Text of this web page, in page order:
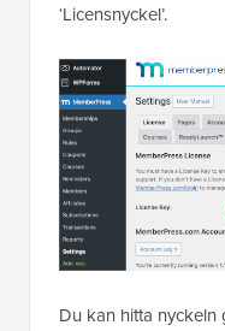
‘Licensnyckel’.
Du kan hitta